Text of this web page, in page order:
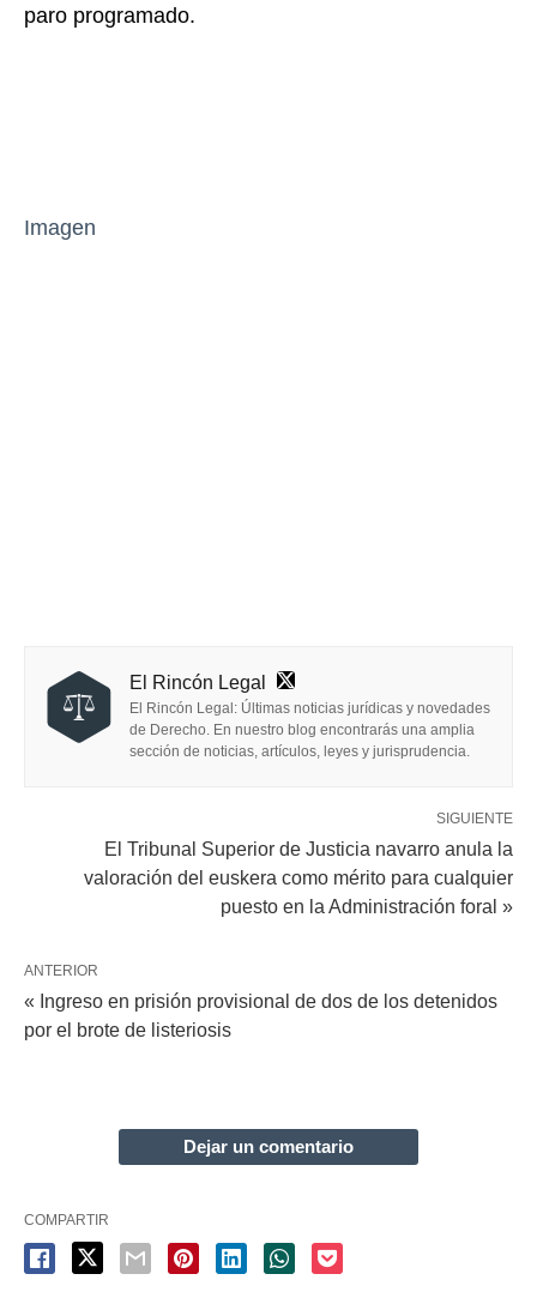
paro programado.
Imagen
El Rincón Legal
El Rincón Legal: Últimas noticias jurídicas y novedades
de Derecho. En nuestro blog encontrarás una amplia
sección de noticias, artículos, leyes y jurisprudencia.
SIGUIENTE
El Tribunal Superior de Justicia navarro anula la
valoración del euskera como mérito para cualquier
puesto en la Administración foral »
ANTERIOR
« Ingreso en prisión provisional de dos de los detenidos
por el brote de listeriosis
Dejar un comentario
COMPARTIR